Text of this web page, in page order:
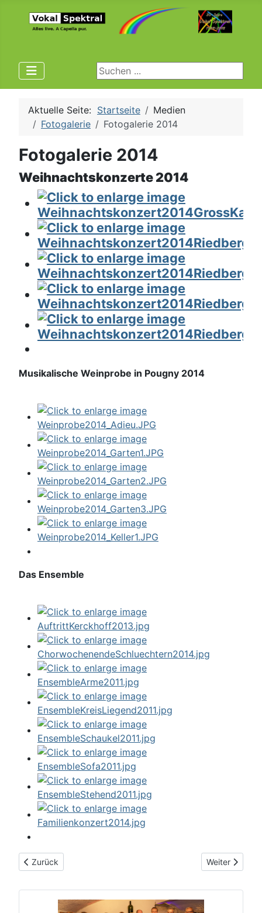
Suchen ...
Aktuelle Seite: Startseite
Medien
Fotogalerie
Fotogalerie 2014
Fotogalerie 2014
Weihnachtskonzerte 2014
Musikalische Weinprobe in Pougny 2014
Das Ensemble
Vorheriger Beitrag: Fotogalerie
Zurück Nächster
Weiter